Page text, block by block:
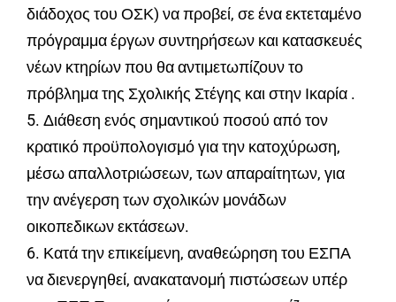
διάδοχος του ΟΣΚ) να προβεί, σε ένα εκτεταμένο
πρόγραμμα έργων συντηρήσεων και κατασκευές
νέων κτηρίων που θα αντιμετωπίζουν το
πρόβλημα της Σχολικής Στέγης και στην Ικαρία .
5. Διάθεση ενός σημαντικού ποσού από τον
κρατικό προϋπολογισμό για την κατοχύρωση,
μέσω απαλλοτριώσεων, των απαραίτητων, για
την ανέγερση των σχολικών μονάδων
οικοπεδικων εκτάσεων.
6. Κατά την επικείμενη, αναθεώρηση του ΕΣΠΑ
να διενεργηθεί, ανακατανομή πιστώσεων υπέρ